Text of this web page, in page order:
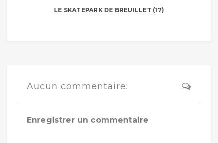
LE SKATEPARK DE BREUILLET (17)
Aucun commentaire:
Enregistrer un commentaire